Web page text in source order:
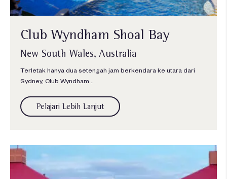
Club Wyndham Shoal Bay
New South Wales, Australia
Terletak hanya dua setengah jam berkendara ke utara dari
Sydney, Club Wyndham ..
Pelajari Lebih Lanjut